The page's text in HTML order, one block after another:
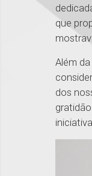
que
Além
dos